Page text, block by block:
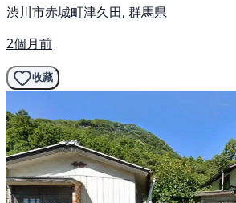
渋川市赤城町津久田, 群馬県
2個月前
收藏